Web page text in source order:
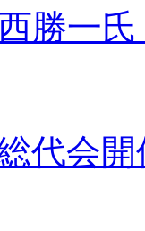
勝一
代会開